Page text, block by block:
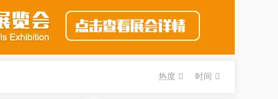
热度 时间